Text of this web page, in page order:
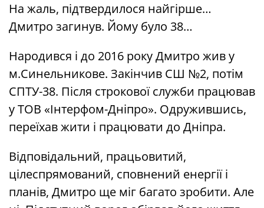
На жаль, підтвердилося найгірше…
Дмитро загинув. Йому було 38…
Народився і до 2016 року Дмитро жив у
м.Синельникове. Закінчив СШ №2, потім
СПТУ-38. Після строкової служби працював
у ТОВ «Інтерфом-Дніпро». Одружившись,
переїхав жити і працювати до Дніпра.
Відповідальний, працьовитий,
цілеспрямований, сповнений енергії і
планів, Дмитро ще міг багато зробити. Але